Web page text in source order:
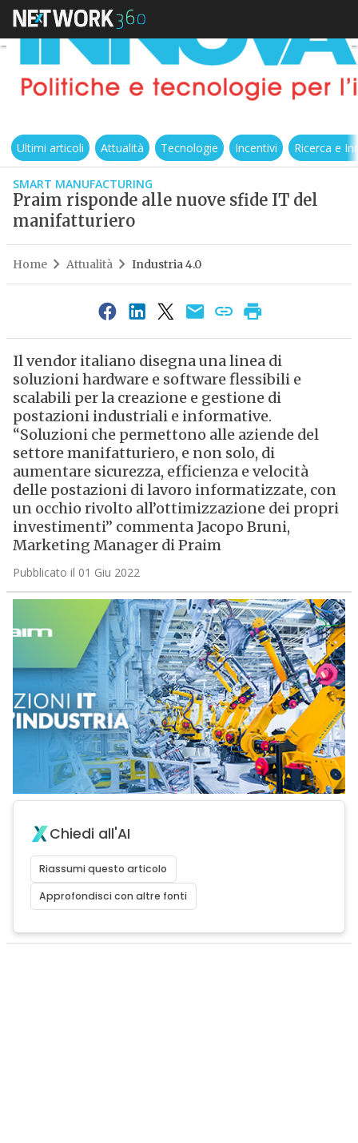
Ultimi articoli Attualità Tecnologie Incentivi Ricerca e
SMART MANUFACTURING
Praim risponde alle nuove sfide IT del
manifatturiero
Home Attualità Industria 4.0
Il vendor italiano disegna una linea di
soluzioni hardware e software flessibili e
scalabili per la creazione e gestione di
postazioni industriali e informative.
“Soluzioni che permettono alle aziende del
settore manifatturiero, e non solo, di
aumentare sicurezza, efficienza e velocità
delle postazioni di lavoro informatizzate, con
un occhio rivolto all’ottimizzazione dei propri
investimenti” commenta Jacopo Bruni,
Marketing Manager di Praim
Pubblicato il 01 Giu 2022
Chiedi all'AI
Riassumi questo articolo
Approfondisci con altre fonti